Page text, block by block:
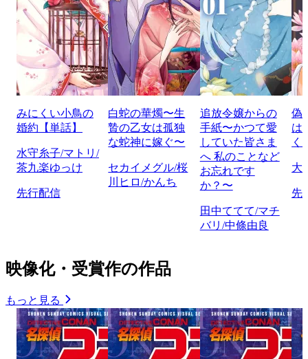
みにくい小鳥の
婚約【単話】
水守糸子/マトリ/
茶九楽ゆっけ
先行配信
白蛇の華燭〜生
贄の乙女は孤独
な蛇神に嫁ぐ〜
セカイメグル/桜
川ヒロ/かんち
追放令嬢からの
手紙〜かつて愛
していた皆さま
へ 私のことなど
お忘れです
か？〜
田中ててて/マチ
バリ/中條由良
偽
は
く
大
先
映像化・受賞作の作品
もっと見る